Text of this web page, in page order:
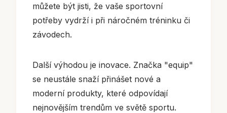
můžete být jisti, že vaše sportovní
potřeby vydrží i při náročném tréninku či
závodech.
Další výhodou je inovace. Značka "equip"
se neustále snaží přinášet nové a
moderní produkty, které odpovídají
nejnovějším trendům ve světě sportu.